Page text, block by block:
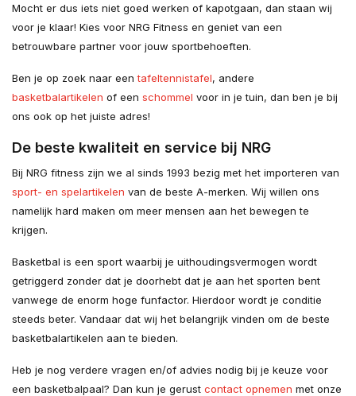
Mocht er dus iets niet goed werken of kapotgaan, dan staan wij
voor je klaar! Kies voor NRG Fitness en geniet van een
betrouwbare partner voor jouw sportbehoeften.
Ben je op zoek naar eentafeltennistafel, andere
basketbalartikelen of een schommel voor in je tuin, dan ben je bij
ons ook op het juiste adres!
De beste kwaliteit en service bij NRG
Bij NRG fitness zijn we al sinds 1993 bezig met het importeren van
sport- en spelartikelen van de beste A-merken. Wij willen ons
namelijk hard maken om meer mensen aan het bewegen te
krijgen.
Basketbal is een sport waarbij je uithoudingsvermogen wordt
getriggerd zonder dat je doorhebt dat je aan het sporten bent
vanwege de enorm hoge funfactor. Hierdoor wordt je conditie
steeds beter. Vandaar dat wij het belangrijk vinden om de beste
basketbalartikelen aan te bieden.
Heb je nog verdere vragen en/of advies nodig bij je keuze voor
een basketbalpaal? Dan kun je gerust contact opnemen met onze